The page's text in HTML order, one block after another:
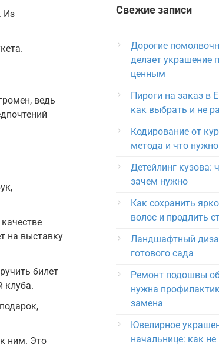
Из
ведь
на выставку
билет
клуба.
ним. Это
Свежие записи
Дорогие
делает украшение
ценным
Пироги на заказ в
как выбрать и не
Кодирование от
метода и что
Детейлинг кузова:
зачем нужно
Как сохранить
волос и продлить
Ландшафтный
готового сада
Ремонт подошвы
нужна
замена
Ювелирное
начальнице: как